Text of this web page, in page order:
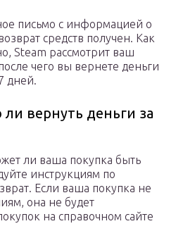
письмо с информацией о
средств получен. Как
Steam рассмотрит ваш
чего вы вернете деньги
дней.
вернуть деньги за
ли ваша покупка быть
инструкциям по
Если ваша покупка не
она не будет
на справочном сайте